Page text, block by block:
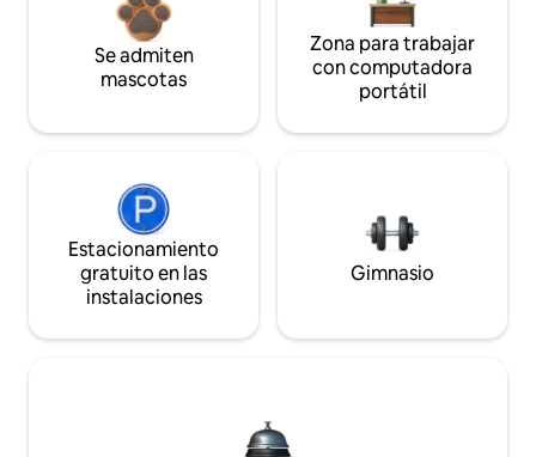
Se admiten
mascotas
Zona para trabajar
con computadora
portátil
Estacionamiento
gratuito en las
instalaciones
Gimnasio